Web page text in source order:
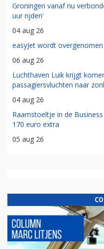
Groningen vanaf nu
uur rijden'
04 aug 26
easyJet wordt
06 aug 26
Luchthaven Luik krijgt
passagiersvluchten naar
04 aug 26
Raamstoeltje in de
170 euro extra
05 aug 26